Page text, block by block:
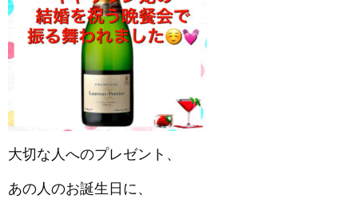
大切な人へのプレゼント、
あの人のお誕生日に、